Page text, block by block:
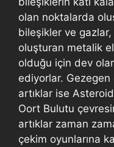
olan noktalarda
bileşikler ve
oluşturan metalik
olduğu için dev
ediyorlar. Gezegen
artıklar ise
Oort Bulutu
artıklar zaman
çekim oyunlarına